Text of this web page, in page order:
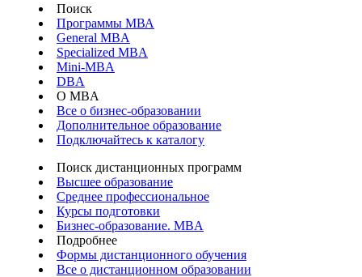
Поиск
Программы МВА
General MBA
Specialized MBA
Mini-MBA
DBA
О MBA
Все о бизнес-образовании
Дополнительное образование
Подключайтесь к каталогу
Поиск дистанционных программ
Высшее образование
Среднее профессиональное
Курсы подготовки
Бизнес-образование. MBA
Подробнее
Формы дистанционного обучения
Все о дистанционном образовании